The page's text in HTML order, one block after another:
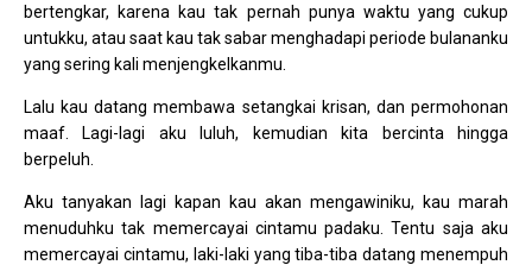
bertengkar, karena kau tak pernah punya waktu yang cukup
untukku, atau saat kau tak sabar menghadapi periode bulananku
yang sering kali menjengkelkanmu.
Lalu kau datang membawa setangkai krisan, dan permohonan
maaf. Lagi-lagi aku luluh, kemudian kita bercinta hingga
berpeluh.
Aku tanyakan lagi kapan kau akan mengawiniku, kau marah
menuduhku tak memercayai cintamu padaku. Tentu saja aku
memercayai cintamu, laki-laki yang tiba-tiba datang menempuh